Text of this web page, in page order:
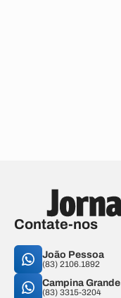
Contate-nos
João Pessoa
(83) 2106.1892
Campina Grande
(83) 3315-3204